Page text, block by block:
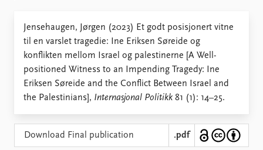
Locations
Education
Publications
Latest publications
Newsletters
Journals
People
Current staff
Alphabetical list
Global Fellows
Practitioners in Residence
Jensehaugen, Jørgen (2023) Et godt posisjonert vitne
til en varslet tragedie: Ine Eriksen Søreide og
konflikten mellom Israel og palestinerne [A Well-
positioned Witness to an Impending Tragedy: Ine
Eriksen Søreide and the Conflict Between Israel and
the Palestinians], Internasjonal Politikk 81 (1): 14–25.
Download Final publication .pdf